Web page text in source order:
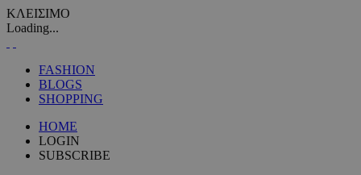
ΚΛΕΙΣΙΜΟ
Loading...
FASHION
BLOGS
SHOPPING
HOME
LOGIN
SUBSCRIBE